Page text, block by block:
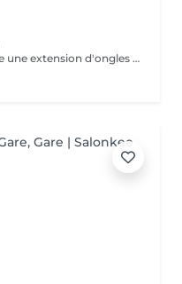
La pose de chablons consiste à faire une extension d'ongles en gel, sans avoir recours aux capsules. Prestation un peu plus longue que les capsules mais tres tres jolie :)